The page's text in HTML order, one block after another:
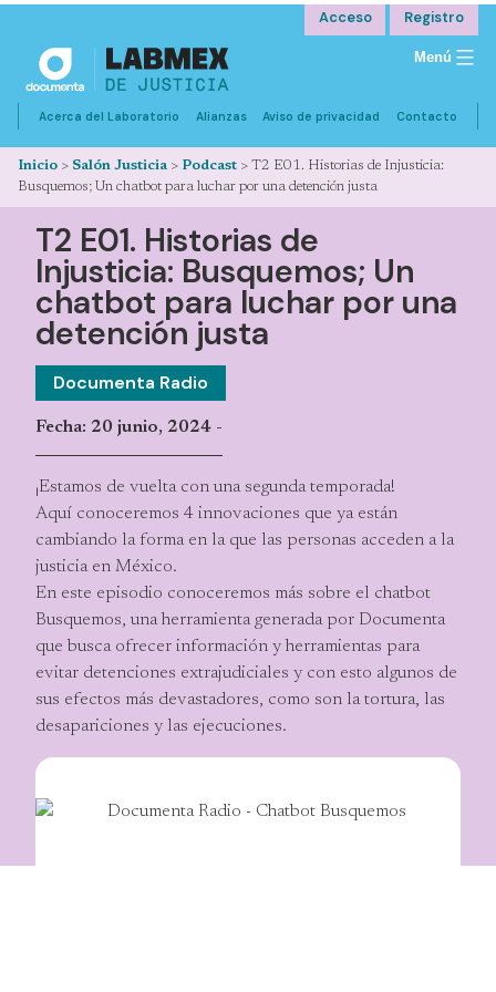
Acceso Registro
Menú
Acerca del Laboratorio Alianzas Aviso de privacidad Contacto
Inicio > Salón Justicia > Podcast > T2 E01. Historias de Injusticia:
Busquemos; Un chatbot para luchar por una detención justa
T2 E01. Historias de
Injusticia: Busquemos; Un
chatbot para luchar por una
detención justa
Documenta Radio
Fecha: 20 junio, 2024 -
¡Estamos de vuelta con una segunda temporada!
Aquí conoceremos 4 innovaciones que ya están
cambiando la forma en la que las personas acceden a la
justicia en México.
En este episodio conoceremos más sobre el chatbot
Busquemos, una herramienta generada por Documenta
que busca ofrecer información y herramientas para
evitar detenciones extrajudiciales y con esto algunos de
sus efectos más devastadores, como son la tortura, las
desapariciones y las ejecuciones.